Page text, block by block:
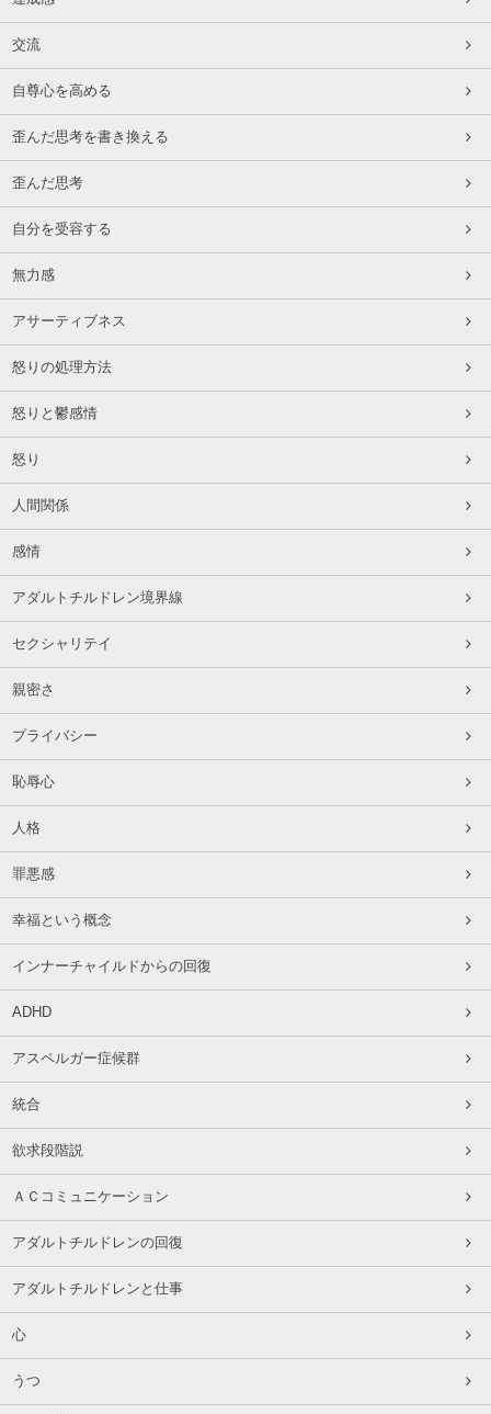
交流
自尊心を高める
歪んだ思考を書き換える
歪んだ思考
自分を受容する
無力感
アサーティブネス
怒りの処理方法
怒りと鬱感情
怒り
人間関係
感情
アダルトチルドレン境界線
セクシャリテイ
親密さ
プライバシー
恥辱心
人格
罪悪感
幸福という概念
インナーチャイルドからの回復
ADHD
アスペルガー症候群
統合
欲求段階説
ＡＣコミュニケーション
アダルトチルドレンの回復
アダルトチルドレンと仕事
心
うつ